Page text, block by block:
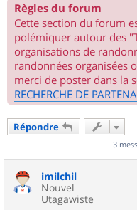
Règles du forum
Cette section du forum
polémiquer autour des
organisations de
randonnées organisées
merci de poster dans la
RECHERCHE DE
Répondre
3
imilchil
Nouvel
Utagawiste